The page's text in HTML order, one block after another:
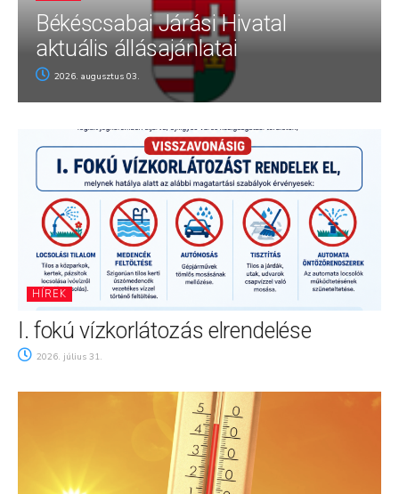
Békéscsabai Járási Hivatal
aktuális állásajánlatai
2026. augusztus 03.
HÍREK
I. fokú vízkorlátozás elrendelése
2026. július 31.